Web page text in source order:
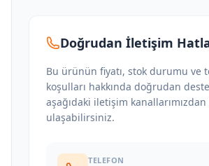
Doğrudan İletişim
Bu ürünün fiyatı, stok durumu ve
koşulları hakkında doğrudan
aşağıdaki iletişim
ulaşabilirsiniz.
TELEFON